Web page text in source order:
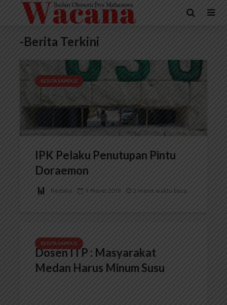
-Berita Terkini
BERITA KAMPUS
IPK Pelaku Penutupan Pintu
Doraemon
Redaksi 9 Maret 2019 2 menit waktu baca
BERITA KAMPUS
Dosen ITP : Masyarakat
Medan Harus Minum Susu